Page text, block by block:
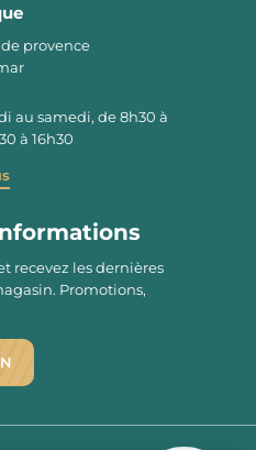
de provence
au samedi, de 8h30 à
à 16h30
recevez les dernières
Promotions,